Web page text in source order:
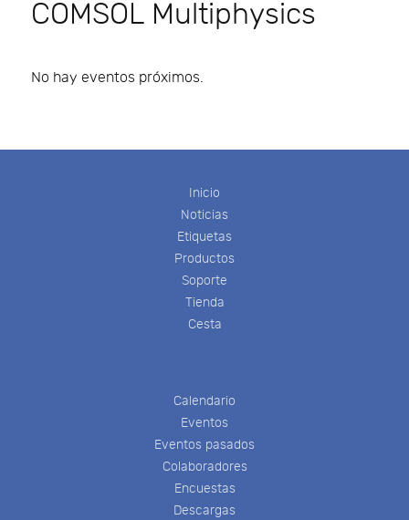
COMSOL Multiphysics
No hay eventos próximos.
Inicio
Noticias
Etiquetas
Productos
Soporte
Tienda
Cesta
Calendario
Eventos
Eventos pasados
Colaboradores
Encuestas
Descargas